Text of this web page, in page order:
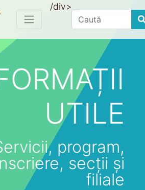
/div>
Find
UTILE
program,
secții și
filiale